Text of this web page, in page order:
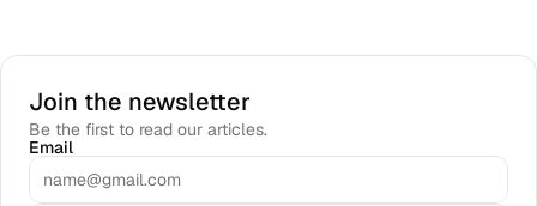
Join the newsletter
Be the first to read our articles.
Email